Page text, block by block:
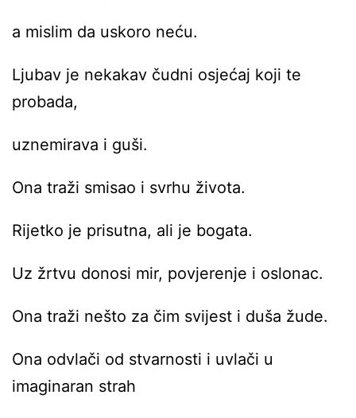
a mislim da uskoro neću.
Ljubav je nekakav čudni osjećaj koji te
probada,
uznemirava i guši.
Ona traži smisao i svrhu života.
Rijetko je prisutna, ali je bogata.
Uz žrtvu donosi mir, povjerenje i oslonac.
Ona traži nešto za čim svijest i duša žude.
Ona odvlači od stvarnosti i uvlači u
imaginaran strah